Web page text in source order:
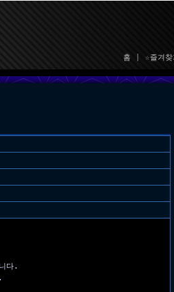
다.
홈 ☆즐겨